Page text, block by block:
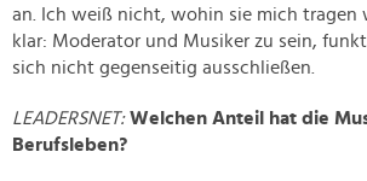
an. Ich weiß nicht, wohin sie mich tragen
klar: Moderator und Musiker zu sein,
sich nicht gegenseitig ausschließen.
LEADERSNET:Welchen Anteil hat die
Berufsleben?